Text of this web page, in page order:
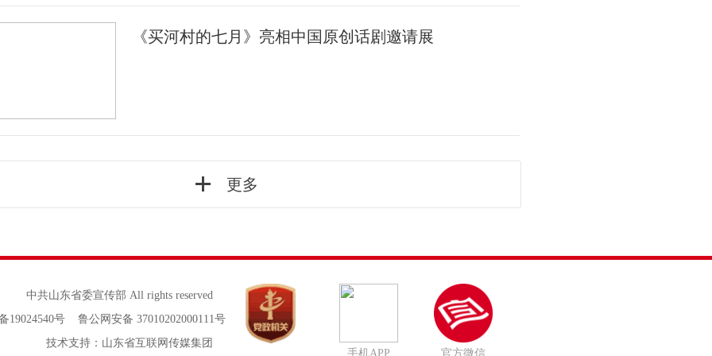
《买河村的七月》亮相中国原创话剧邀请展
更多
中共山东省委宣传部 All rights reserved
19024540号 鲁公网安备 37010202000111号
技术支持：山东省互联网传媒集团
手机APP
官方微信